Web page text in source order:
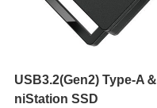
USB3.2(Gen2) Type-A
niStation SSD